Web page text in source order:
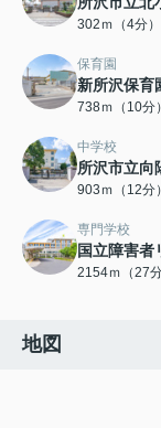
302ｍ（4分）
保育園
新所沢保育
738ｍ（10分）
中学校
所沢市立向
903ｍ（12分）
専門学校
国立障害者
2154ｍ（27分
地図